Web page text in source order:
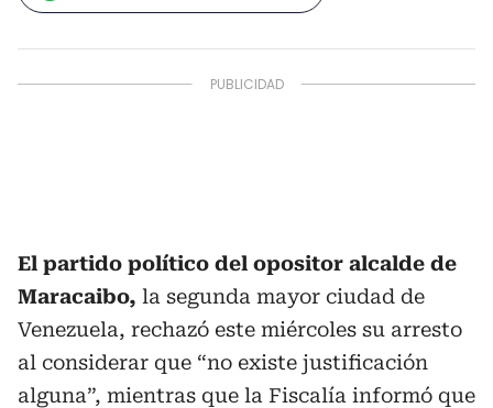
El partido político del opositor alcalde de
Maracaibo, la segunda mayor ciudad de
Venezuela, rechazó este miércoles su arresto
al considerar que “no existe justificación
alguna”, mientras que la Fiscalía informó que